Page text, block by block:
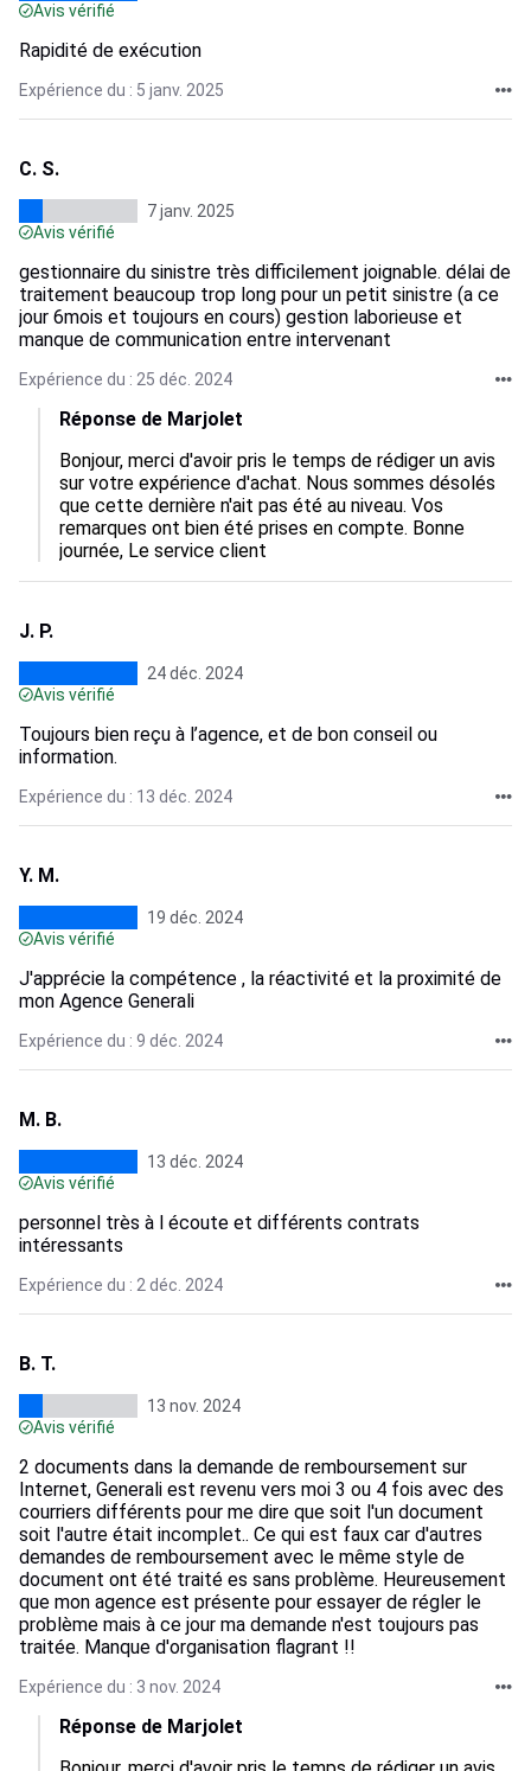
Avis vérifié
Rapidité de exécution
Expérience du : 5 janv. 2025
C. S.
7 janv. 2025
Avis vérifié
gestionnaire du sinistre très difficilement joignable. délai de
traitement beaucoup trop long pour un petit sinistre (a ce
jour 6mois et toujours en cours) gestion laborieuse et
manque de communication entre intervenant
Expérience du : 25 déc. 2024
Réponse de Marjolet
Bonjour, merci d'avoir pris le temps de rédiger un avis
sur votre expérience d'achat. Nous sommes désolés
que cette dernière n'ait pas été au niveau. Vos
remarques ont bien été prises en compte. Bonne
journée, Le service client
J. P.
24 déc. 2024
Avis vérifié
Toujours bien reçu à l’agence, et de bon conseil ou
information.
Expérience du : 13 déc. 2024
Y. M.
19 déc. 2024
Avis vérifié
J'apprécie la compétence , la réactivité et la proximité de
mon Agence Generali
Expérience du : 9 déc. 2024
M. B.
13 déc. 2024
Avis vérifié
personnel très à l écoute et différents contrats
intéressants
Expérience du : 2 déc. 2024
B. T.
13 nov. 2024
Avis vérifié
2 documents dans la demande de remboursement sur
Internet, Generali est revenu vers moi 3 ou 4 fois avec des
courriers différents pour me dire que soit l'un document
soit l'autre était incomplet.. Ce qui est faux car d'autres
demandes de remboursement avec le même style de
document ont été traité es sans problème. Heureusement
que mon agence est présente pour essayer de régler le
problème mais à ce jour ma demande n'est toujours pas
traitée. Manque d'organisation flagrant !!
Expérience du : 3 nov. 2024
Réponse de Marjolet